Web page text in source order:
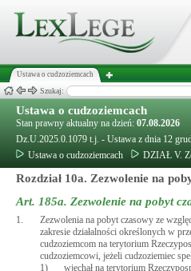
Ustawa o cudzoziemcach
Szukaj:
Ustawa o cudzoziemcach
Stan prawny aktualny na dzień: 07.08.2026
Dz.U.2025.0.1079 t.j. - Ustawa z dnia 12
Ustawa o cudzoziemcach
DZIAŁ V.
Rozdział 10a. Zezwolenie na
Art. 185a. Zezwolenie na pobyt
1.
Zezwolenia na pobyt czasowy ze
zakresie działalności określonych w
cudzoziemcom na terytorium
cudzoziemcowi, jeżeli cudzoziemiec
1)
wjechał na terytorium